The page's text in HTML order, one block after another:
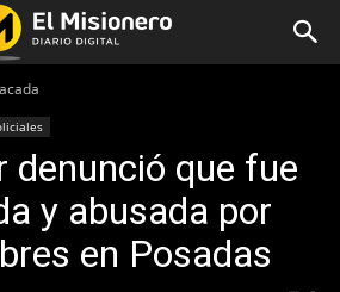
denunció que fue
y abusada por
en Posadas